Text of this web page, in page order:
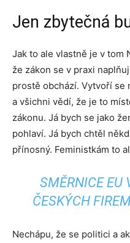
Jen zbytečná
Jak to ale vlastně je v tom
že zákon se v praxi
prostě obchází. Vytvoří se
a všichni vědí, že je to
zákonu. Já bych se jako
pohlaví. Já bych chtěl
přínosný. Feministkám to
SMĚRNICE EU
ČESKÝCH
Nechápu, že se politici a